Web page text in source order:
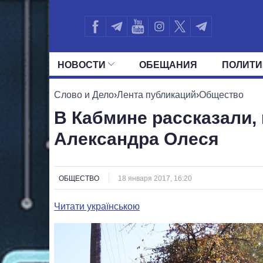
НОВОСТИ ОБЕЩАНИЯ
ВСЕ ПОЛИТИКИ ПРЕЗИДЕНТ И
Слово и Дело›Лента публикаций›Общество
В Кабмине рассказали,
Александра Олеся
ОБЩЕСТВО 18 января 2017, 16:20
Читати українською